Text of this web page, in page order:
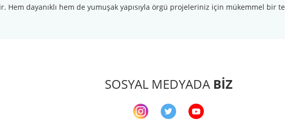
Hem dayanıklı hem de yumuşak yapısıyla örgü projeleriniz için mükemmel bir
SOSYAL MEDYADA BİZ